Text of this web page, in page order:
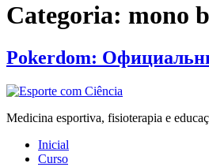
Categoria: mono
Pokerdom:
Medicina esportiva, fisioterapia e
Inicial
Curso